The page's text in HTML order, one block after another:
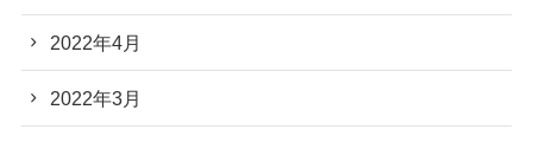
2022年4月
2022年3月